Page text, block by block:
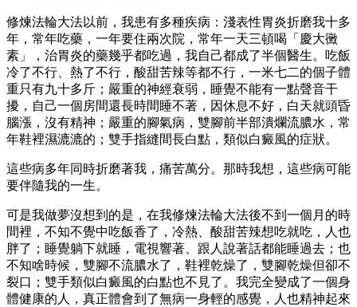
修煉法輪大法以前，我患有多種疾病：淺表性胃炎折磨我十多
年，常年吃藥，一年要住兩次院，常年一天三頓喝「慶大黴
素」，治胃炎的藥幾乎都吃過，我自己都成了半個醫生。吃飯
冷了不行、熱了不行，酸甜苦辣等都不行，一米七二的個子體
重只有九十多斤；嚴重的神經衰弱，睡覺不能有一點聲音干
擾，自己一個房間還長時間睡不著，因休息不好，白天就頭昏
腦漲，沒有精神；嚴重的腳氣病，雙腳前半部潰爛流膿水，常
年鞋裡濕漉漉的；雙手指縫間長白點，類似白癜風的症狀。
這些病多年同時折磨著我，痛苦萬分。那時我想，這些病可能
要伴隨我的一生。
可是我做夢沒想到的是，在我修煉法輪大法後不到一個月的時
間裡，不知不覺中吃飯香了，冷熱、酸甜苦辣想吃就吃，人也
胖了；睡覺躺下就睡，電視響著、跟人說著話都能睡過去；也
不知啥時候，雙腳不流膿水了，鞋裡乾燥了，雙腳乾燥但卻不
裂口；雙手類似白癜風的白點也不見了。我完全變成了一個身
體健康的人，真正體會到了無病一身輕的感覺，人也精神起來